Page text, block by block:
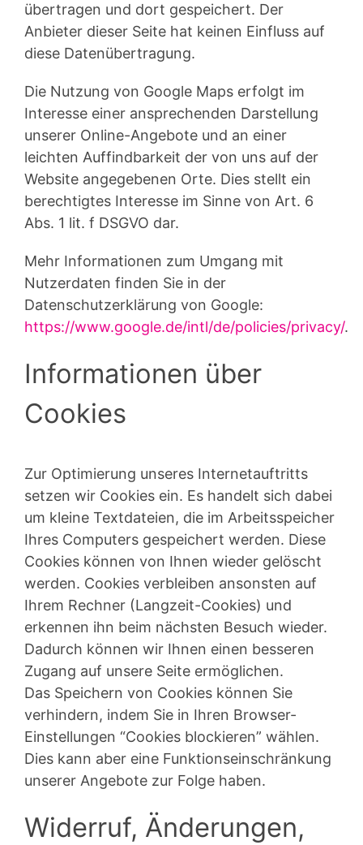
übertragen und dort gespeichert. Der
Anbieter dieser Seite hat keinen Einfluss auf
diese Datenübertragung.
Die Nutzung von Google Maps erfolgt im
Interesse einer ansprechenden Darstellung
unserer Online-Angebote und an einer
leichten Auffindbarkeit der von uns auf der
Website angegebenen Orte. Dies stellt ein
berechtigtes Interesse im Sinne von Art. 6
Abs. 1 lit. f DSGVO dar.
Mehr Informationen zum Umgang mit
Nutzerdaten finden Sie in der
Datenschutzerklärung von Google:
https://www.google.de/intl/de/policies/privacy/.
Informationen über
Cookies
Zur Optimierung unseres Internetauftritts
setzen wir Cookies ein. Es handelt sich dabei
um kleine Textdateien, die im Arbeitsspeicher
Ihres Computers gespeichert werden. Diese
Cookies können von Ihnen wieder gelöscht
werden. Cookies verbleiben ansonsten auf
Ihrem Rechner (Langzeit-Cookies) und
erkennen ihn beim nächsten Besuch wieder.
Dadurch können wir Ihnen einen besseren
Zugang auf unsere Seite ermöglichen.
Das Speichern von Cookies können Sie
verhindern, indem Sie in Ihren Browser-
Einstellungen “Cookies blockieren” wählen.
Dies kann aber eine Funktionseinschränkung
unserer Angebote zur Folge haben.
Widerruf, Änderungen,